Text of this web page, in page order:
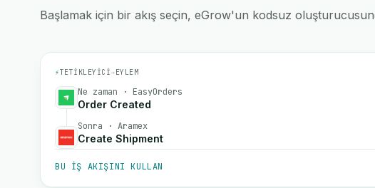
Başlamak için bir akış seçin, eGrow'un kodsuz
⚡TETIKLEYICI→EYLEM
Ne zaman · EasyOrders
Order Created
Sonra · Aramex
Create Shipment
BU IŞ AKIŞINI KULLAN